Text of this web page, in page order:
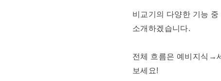
비교기의 다양한 기능
소개하겠습니다.
전체 흐름은 예비지식→
보세요!